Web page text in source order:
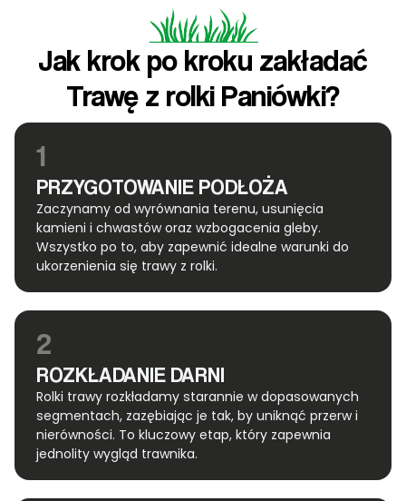
Jak krok po kroku zakładać
Trawę z rolki Paniówki?
1
PRZYGOTOWANIE PODŁOŻA
Zaczynamy od wyrównania terenu, usunięcia
kamieni i chwastów oraz wzbogacenia gleby.
Wszystko po to, aby zapewnić idealne warunki do
ukorzenienia się trawy z rolki.
2
ROZKŁADANIE DARNI
Rolki trawy rozkładamy starannie w dopasowanych
segmentach, zazębiając je tak, by uniknąć przerw i
nierówności. To kluczowy etap, który zapewnia
jednolity wygląd trawnika.